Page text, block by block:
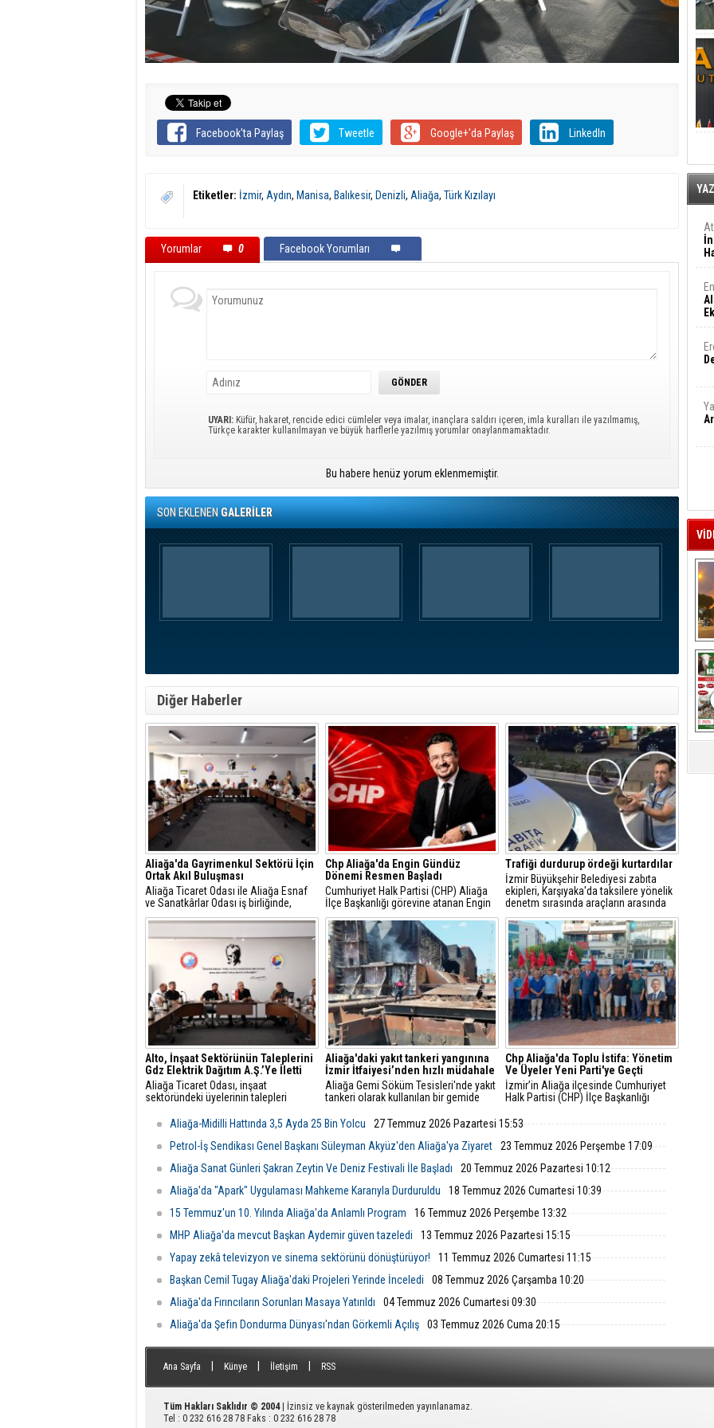
Facebook'ta Paylaş Tweetle Google+'da Paylaş LinkedIn
Etiketler: İzmir, Aydın, Manisa, Balıkesir, Denizli, Aliağa, Türk Kızılayı
Yorumlar 0 Facebook Yorumları
UYARI: Küfür, hakaret, rencide edici cümleler veya imalar, inançlara saldırı içeren, imla kuralları ile yazılmamış,
Türkçe karakter kullanılmayan ve büyük harflerle yazılmış yorumlar onaylanmamaktadır.
Bu habere henüz yorum eklenmemiştir.
SON EKLENENGALERİLER
Diğer Haberler
Aliağa'da Gayrimenkul Sektörü İçin
Ortak Akıl Buluşması
Aliağa Ticaret Odası ile Aliağa Esnaf
ve Sanatkârlar Odası iş birliğinde,
ilçede faaliyet gösteren gayrimenkul
danışmanlarıyla sektörel istişare
toplantısı gerçekleştirildi.
Chp Aliağa'da Engin Gündüz
Dönemi Resmen Başladı
Cumhuriyet Halk Partisi (CHP) Aliağa
İlçe Başkanlığı görevine atanan Engin
Gündüz, sosyal medya hesabından
yaptığı açıklamayla yeni döneme ilişkin
mesajlar verdi.
Trafiği durdurup ördeği kurtardılar
İzmir Büyükşehir Belediyesi zabıta
ekipleri, Karşıyaka'da taksilere yönelik
denetm sırasında araçların arasında
kalan yeşilbaşlı dişi ördeği fark ederek
trafiği durdurdu.
Alto, İnşaat Sektörünün Taleplerini
Gdz Elektrik Dağıtım A.Ş.’Ye İletti
Aliağa Ticaret Odası, inşaat
sektöründeki üyelerinin talepleri
yetkilileriyle toplantı düzenledi.
Görüşmede sayaç panosu ve enerji
odası düzenlemeleriyle ilgili yeni
değerlendirildi.
Aliağa'daki yakıt tankeri yangınına
İzmir İtfaiyesi’nden hızlı müdahale
Aliağa Gemi Söküm Tesisleri'nde yakıt
tankeri olarak kullanılan bir gemide
Belediyesi İtfaiye Dairesi Başkanlığı
ulaştı.
Chp Aliağa'da Toplu İstifa: Yönetim
Ve Üyeler Yeni Parti'ye Geçti
İzmir’in Aliağa ilçesinde Cumhuriyet
Halk Partisi (CHP) İlçe Başkanlığı
üyesi, düzenlenen basın toplantısıyla
istifa ettiklerini duyurarak Yeni Parti’ye
Aliağa-Midilli Hattında 3,5 Ayda 25 Bin Yolcu
27 Temmuz 2026 Pazartesi 15:53
Petrol-İş Sendikası Genel Başkanı Süleyman Akyüz'den Aliağa'ya Ziyaret
23 Temmuz 2026 Perşembe 17:09
Aliağa Sanat Günleri Şakran Zeytin Ve Deniz Festivali İle Başladı
20 Temmuz 2026 Pazartesi 10:12
Aliağa'da "Apark" Uygulaması Mahkeme Kararıyla Durduruldu
18 Temmuz 2026 Cumartesi 10:39
15 Temmuz'un 10. Yılında Aliağa'da Anlamlı Program
16 Temmuz 2026 Perşembe 13:32
MHP Aliağa'da mevcut Başkan Aydemir güven tazeledi
13 Temmuz 2026 Pazartesi 15:15
Yapay zekâ televizyon ve sinema sektörünü dönüştürüyor!
11 Temmuz 2026 Cumartesi 11:15
Başkan Cemil Tugay Aliağa'daki Projeleri Yerinde İnceledi
08 Temmuz 2026 Çarşamba 10:20
Aliağa'da Fırıncıların Sorunları Masaya Yatırıldı
04 Temmuz 2026 Cumartesi 09:30
Aliağa'da Şefin Dondurma Dünyası'ndan Görkemli Açılış
03 Temmuz 2026 Cuma 20:15
Ana Sayfa Künye İletişim RSS
Tüm Hakları Saklıdır © 2004
| İzinsiz ve kaynak gösterilmeden yayınlanamaz.
Tel : 0 232 616 28 78 Faks : 0 232 616 28 78